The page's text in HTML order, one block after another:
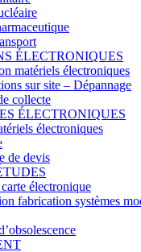
ÉLECTRONIQUES
matériels électroniques
sur site – Dépannage
collecte
ÉLECTRONIQUES
électroniques
de devis
électronique
fabrication systèmes